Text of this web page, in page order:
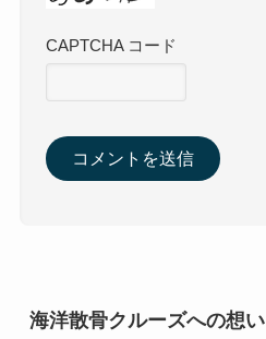
CAPTCHA コード
海洋散骨クルーズへの想い